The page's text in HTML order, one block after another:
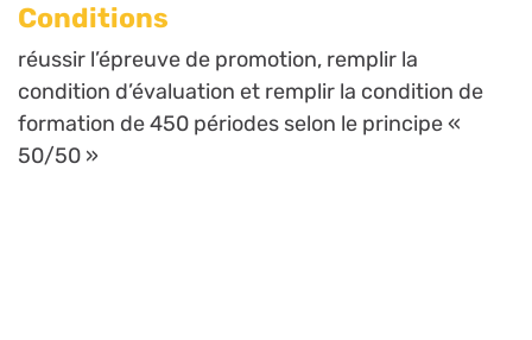
Conditions
réussir l’épreuve de promotion, remplir la
condition d’évaluation et remplir la condition de
formation de 450 périodes selon le principe «
50/50 »